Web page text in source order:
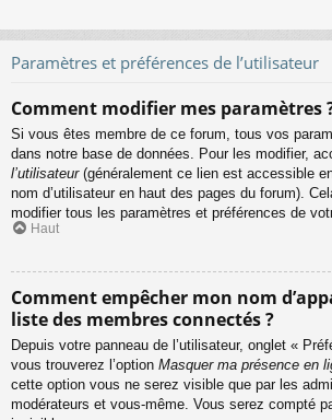
Paramètres et préférences de l’utilisateur
Comment modifier mes paramètres
Si vous êtes membre de ce forum, tous vos
dans notre base de données. Pour les modifier,
l’utilisateur(généralement ce lien est accessible
nom d’utilisateur en haut des pages du forum).
modifier tous les paramètres et préférences de
Haut
Comment empêcher mon nom
liste des membres connectés ?
Depuis votre panneau de l’utilisateur, onglet «
vous trouverez l’option Masquer ma présence en
cette option vous ne serez visible que par les
modérateurs et vous-même. Vous serez compté